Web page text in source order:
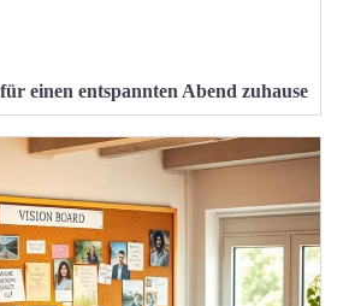
einen entspannten Abend zuhause